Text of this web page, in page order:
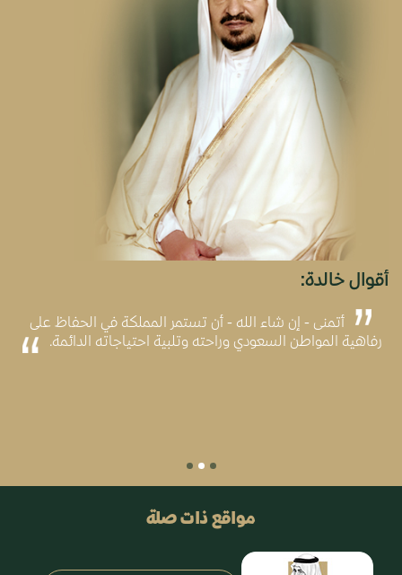
أقوال خالدة:
أتمنى - إن شاء الله - أن تستمر المملكة في الحفاظ على
رفاهية المواطن السعودي وراحته وتلبية احتياجاته الدائمة.
مواقع ذات صلة